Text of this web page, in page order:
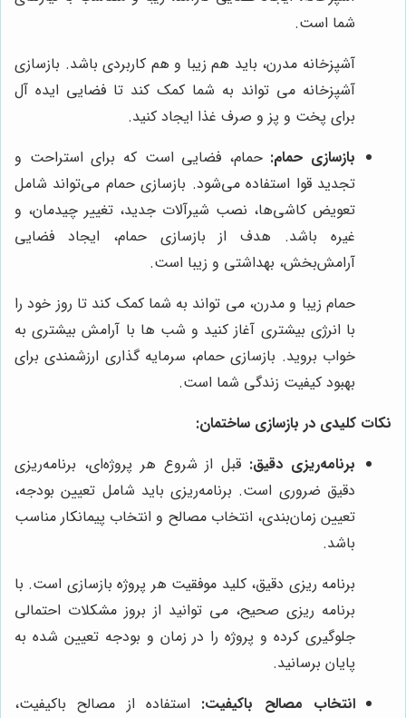
شما است.
آشپزخانه مدرن، باید هم زیبا و هم کاربردی باشد. بازسازی
آشپزخانه می تواند به شما کمک کند تا فضایی ایده آل
برای پخت و پز و صرف غذا ایجاد کنید.
بازسازی حمام: حمام، فضایی است که برای استراحت و
تجدید قوا استفاده می‌شود. بازسازی حمام می‌تواند شامل
تعویض کاشی‌ها، نصب شیرآلات جدید، تغییر چیدمان، و
غیره باشد. هدف از بازسازی حمام، ایجاد فضایی
آرامش‌بخش، بهداشتی و زیبا است.
حمام زیبا و مدرن، می تواند به شما کمک کند تا روز خود را
با انرژی بیشتری آغاز کنید و شب ها با آرامش بیشتری به
خواب بروید. بازسازی حمام، سرمایه گذاری ارزشمندی برای
بهبود کیفیت زندگی شما است.
نکات کلیدی در بازسازی ساختمان:
برنامه‌ریزی دقیق: قبل از شروع هر پروژه‌ای، برنامه‌ریزی
دقیق ضروری است. برنامه‌ریزی باید شامل تعیین بودجه،
تعیین زمان‌بندی، انتخاب مصالح و انتخاب پیمانکار مناسب
باشد.
برنامه ریزی دقیق، کلید موفقیت هر پروژه بازسازی است. با
برنامه ریزی صحیح، می توانید از بروز مشکلات احتمالی
جلوگیری کرده و پروژه را در زمان و بودجه تعیین شده به
پایان برسانید.
انتخاب مصالح باکیفیت: استفاده از مصالح باکیفیت،